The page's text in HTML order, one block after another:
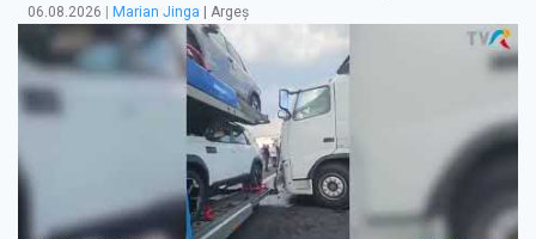
06.08.2026 | Marian Jinga | Argeș